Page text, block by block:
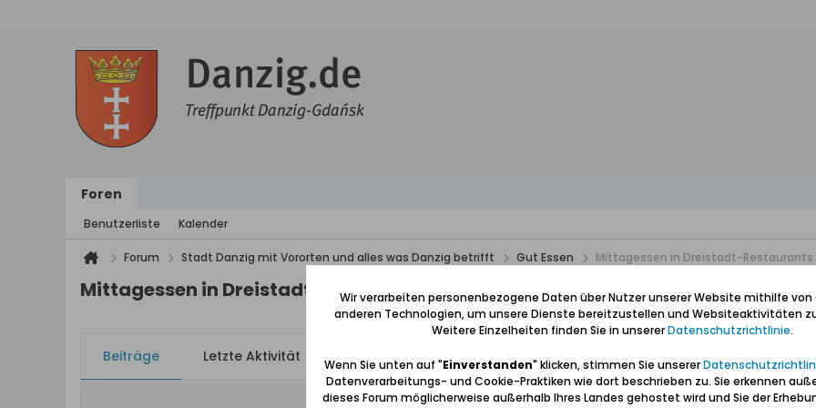
Foren
Benutzerliste Kalender
Forum Stadt Danzig mit Vororten und alles was Danzig betrifft Gut Essen Mittagessen in Dreistadt-Restaurants
Mittagessen in Dreistadt-Restaurants bis zu 30 PLN
Beiträge Letzte Aktivität Bilder
Wir verarbeiten personenbezogene Daten über Nutzer unserer Website mithilfe von
anderen Technologien, um unsere Dienste bereitzustellen und Websiteaktivitäten
Weitere Einzelheiten finden Sie in unsererDatenschutzrichtlinie.
Wenn Sie unten auf "Einverstanden" klicken, stimmen Sie unserer
Datenverarbeitungs- und Cookie-Praktiken wie dort beschrieben zu. Sie erkennen
dieses Forum möglicherweise außerhalb Ihres Landes gehostet wird und Sie der